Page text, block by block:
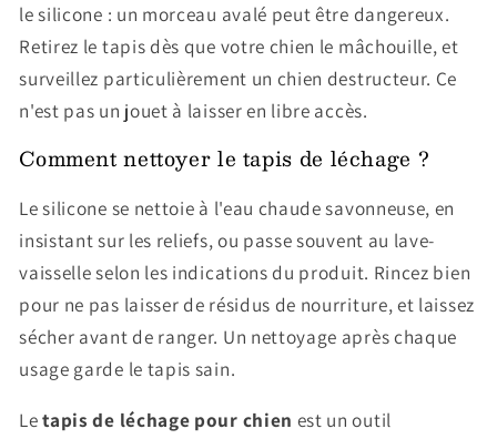
le silicone : un morceau avalé peut être dangereux.
Retirez le tapis dès que votre chien le mâchouille, et
surveillez particulièrement un chien destructeur. Ce
n'est pas un jouet à laisser en libre accès.
Comment nettoyer le tapis de léchage ?
Le silicone se nettoie à l'eau chaude savonneuse, en
insistant sur les reliefs, ou passe souvent au lave-
vaisselle selon les indications du produit. Rincez bien
pour ne pas laisser de résidus de nourriture, et laissez
sécher avant de ranger. Un nettoyage après chaque
usage garde le tapis sain.
Letapis de léchage pour chien est un outil